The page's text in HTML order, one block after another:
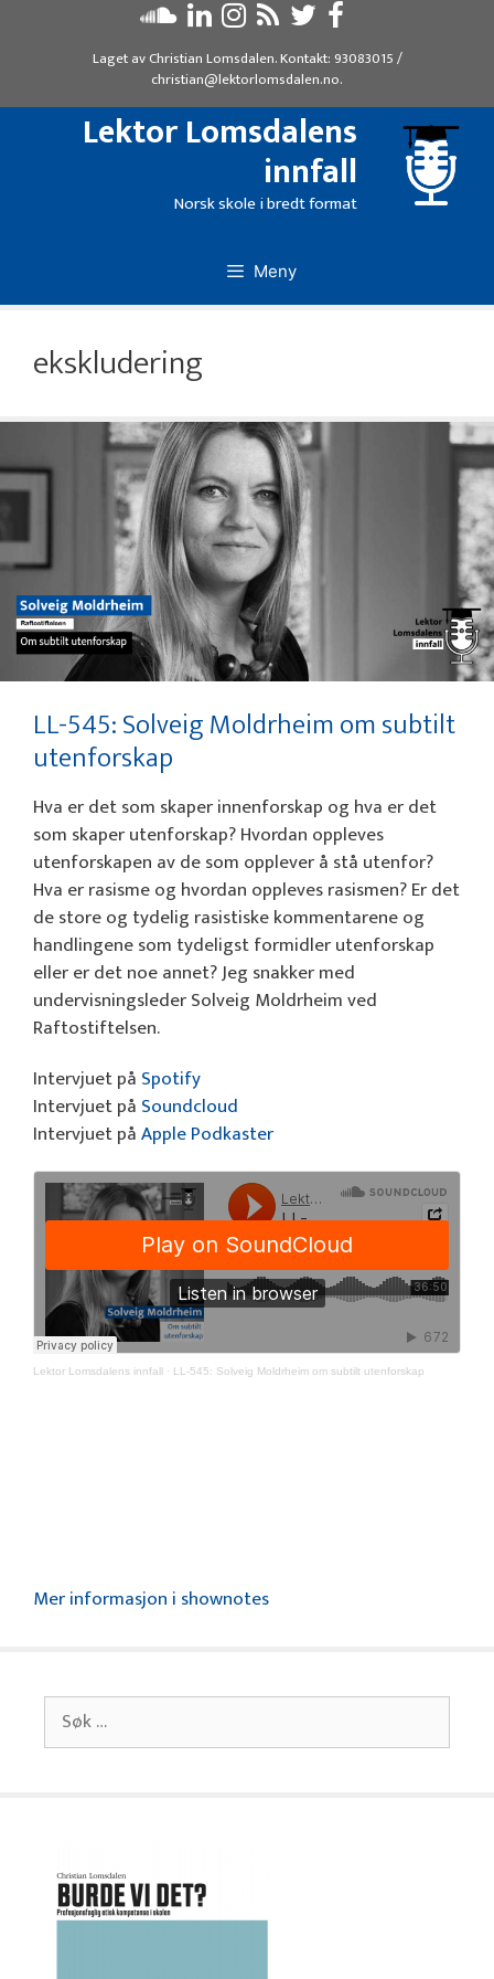
Laget avChristian Lomsdalen. Kontakt: 93083015/
christian@lektorlomsdalen.no.
Lektor Lomsdalens
innfall
Norsk skole i bredt format
Meny
ekskludering
LL-545: Solveig Moldrheim om subtilt
utenforskap
Hva er det som skaper innenforskap og hva er det
som skaper utenforskap? Hvordan oppleves
utenforskapen av de som opplever å stå utenfor?
Hva er rasisme og hvordan oppleves rasismen? Er det
de store og tydelig rasistiske kommentarene og
handlingene som tydeligst formidler utenforskap
eller er det noe annet? Jeg snakker med
undervisningsleder Solveig Moldrheim ved
Raftostiftelsen.
Intervjuet på Spotify
Intervjuet på Soundcloud
Intervjuet påApple Podkaster
Lektor Lomsdalens innfall · LL-545: Solveig Moldrheim om subtilt utenforskap
Mer informasjon i shownotes
Søk
etter: